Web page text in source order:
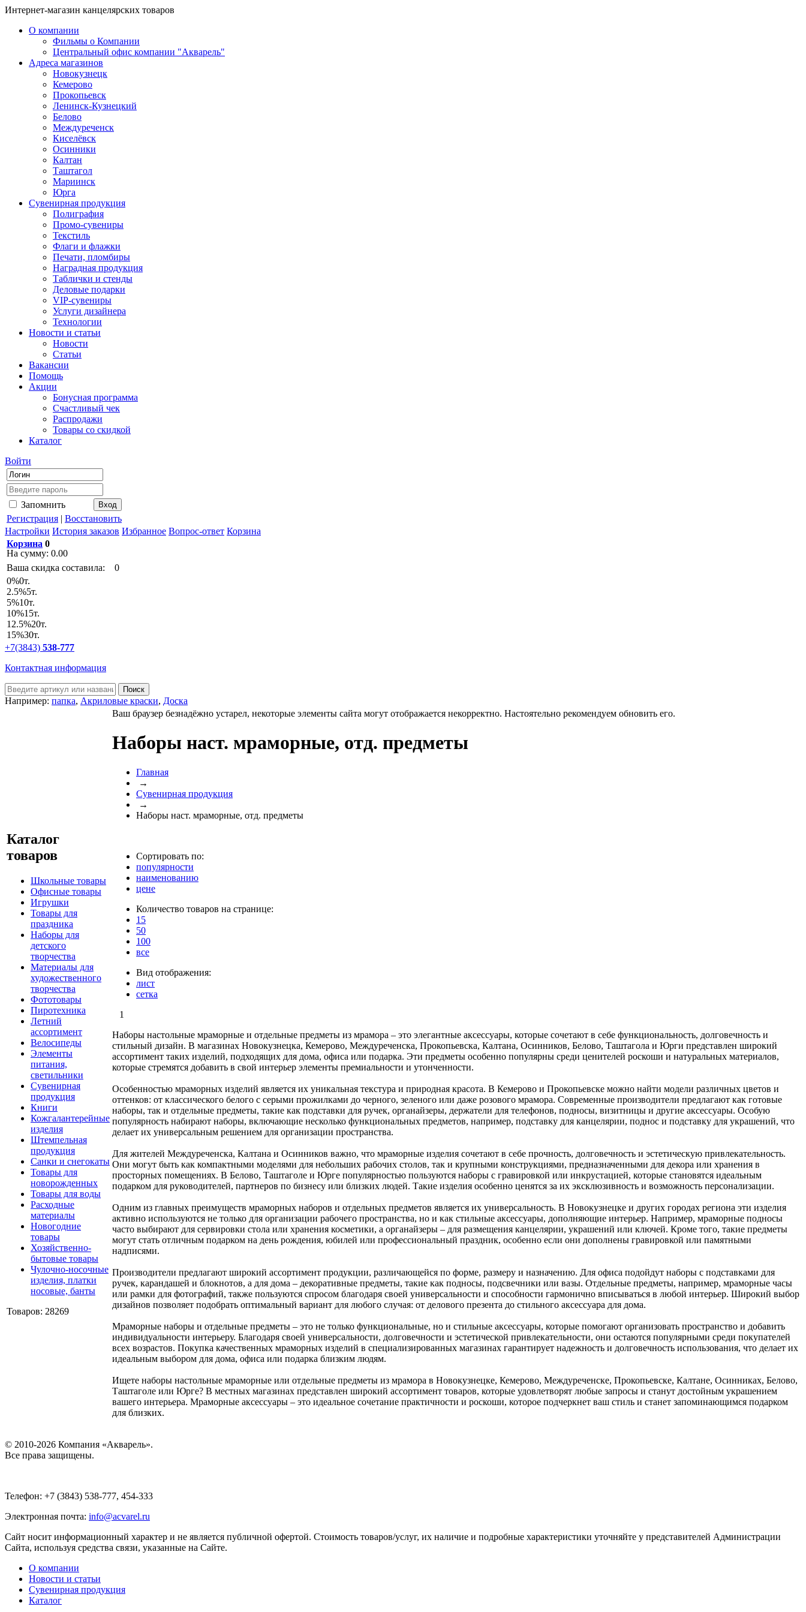
Интернет-магазин канцелярских товаров
О компании
Фильмы о Компании
Центральный офис компании "Акварель"
Адреса магазинов
Новокузнецк
Кемерово
Прокопьевск
Ленинск-Кузнецкий
Белово
Междуреченск
Киселёвск
Осинники
Калтан
Таштагол
Мариинск
Юрга
Сувенирная продукция
Полиграфия
Промо-сувениры
Текстиль
Флаги и флажки
Печати, пломбиры
Наградная продукция
Таблички и стенды
Деловые подарки
VIP-сувениры
Услуги дизайнера
Технологии
Новости и статьи
Новости
Статьи
Вакансии
Помощь
Акции
Бонусная программа
Счастливый чек
Распродажи
Товары со скидкой
Каталог
Войти
Запомнить
Регистрация | Восстановить
Настройки История заказов Избранное Вопрос-ответ Корзина
Корзина 0
На сумму: 0.00
Ваша скидка составила:
0
0%0т.
2.5%5т.
5%10т.
10%15т.
12.5%20т.
15%30т.
+7(3843) 538-777
Контактная информация
Например: папка, Акриловые краски, Доска
Каталог
товаров
Школьные товары
Офисные товары
Игрушки
Товары для
праздника
Наборы для
детского
творчества
Материалы для
художественного
творчества
Фототовары
Пиротехника
Летний
ассортимент
Велосипеды
Элементы
питания,
светильники
Сувенирная
продукция
Книги
Кожгалантерейные
изделия
Штемпельная
продукция
Санки и снегокаты
Товары для
новорожденных
Товары для воды
Расходные
материалы
Новогодние
товары
Хозяйственно-
бытовые товары
Чулочно-носочные
изделия, платки
носовые, банты
Товаров: 28269
Ваш браузер безнадёжно устарел, некоторые элементы сайта могут отображается некорректно. Настоятельно рекомендуем обновить его.
Наборы наст. мраморные, отд. предметы
Главная
→
Сувенирная продукция
→
Наборы наст. мраморные, отд. предметы
Сортировать по:
популярности
наименованию
цене
Количество товаров на странице:
15
50
100
все
Вид отображения:
лист
сетка
1
Наборы настольные мраморные и отдельные предметы из мрамора – это элегантные аксессуары, которые сочетают в себе функциональность, долговечность и
стильный дизайн. В магазинах Новокузнецка, Кемерово, Междуреченска, Прокопьевска, Калтана, Осинников, Белово, Таштагола и Юрги представлен широкий
ассортимент таких изделий, подходящих для дома, офиса или подарка. Эти предметы особенно популярны среди ценителей роскоши и натуральных материалов,
которые стремятся добавить в свой интерьер элементы премиальности и утонченности.
Особенностью мраморных изделий является их уникальная текстура и природная красота. В Кемерово и Прокопьевске можно найти модели различных цветов и
оттенков: от классического белого с серыми прожилками до черного, зеленого или даже розового мрамора. Современные производители предлагают как готовые
наборы, так и отдельные предметы, такие как подставки для ручек, органайзеры, держатели для телефонов, подносы, визитницы и другие аксессуары. Особую
популярность набирают наборы, включающие несколько функциональных предметов, например, подставку для канцелярии, поднос и подставку для украшений, что
делает их универсальным решением для организации пространства.
Для жителей Междуреченска, Калтана и Осинников важно, что мраморные изделия сочетают в себе прочность, долговечность и эстетическую привлекательность.
Они могут быть как компактными моделями для небольших рабочих столов, так и крупными конструкциями, предназначенными для декора или хранения в
просторных помещениях. В Белово, Таштаголе и Юрге популярностью пользуются наборы с гравировкой или инкрустацией, которые становятся идеальным
подарком для руководителей, партнеров по бизнесу или близких людей. Такие изделия особенно ценятся за их эксклюзивность и возможность персонализации.
Одним из главных преимуществ мраморных наборов и отдельных предметов является их универсальность. В Новокузнецке и других городах региона эти изделия
активно используются не только для организации рабочего пространства, но и как стильные аксессуары, дополняющие интерьер. Например, мраморные подносы
часто выбирают для сервировки стола или хранения косметики, а органайзеры – для размещения канцелярии, украшений или ключей. Кроме того, такие предметы
могут стать отличным подарком на день рождения, юбилей или профессиональный праздник, особенно если они дополнены гравировкой или памятными
надписями.
Производители предлагают широкий ассортимент продукции, различающейся по форме, размеру и назначению. Для офиса подойдут наборы с подставками для
ручек, карандашей и блокнотов, а для дома – декоративные предметы, такие как подносы, подсвечники или вазы. Отдельные предметы, например, мраморные часы
или рамки для фотографий, также пользуются спросом благодаря своей универсальности и способности гармонично вписываться в любой интерьер. Широкий выбор
дизайнов позволяет подобрать оптимальный вариант для любого случая: от делового презента до стильного аксессуара для дома.
Мраморные наборы и отдельные предметы – это не только функциональные, но и стильные аксессуары, которые помогают организовать пространство и добавить
индивидуальности интерьеру. Благодаря своей универсальности, долговечности и эстетической привлекательности, они остаются популярными среди покупателей
всех возрастов. Покупка качественных мраморных изделий в специализированных магазинах гарантирует надежность и долговечность использования, что делает их
идеальным выбором для дома, офиса или подарка близким людям.
Ищете наборы настольные мраморные или отдельные предметы из мрамора в Новокузнецке, Кемерово, Междуреченске, Прокопьевске, Калтане, Осинниках, Белово,
Таштаголе или Юрге? В местных магазинах представлен широкий ассортимент товаров, которые удовлетворят любые запросы и станут достойным украшением
вашего интерьера. Мраморные аксессуары – это идеальное сочетание практичности и роскоши, которое подчеркнет ваш стиль и станет запоминающимся подарком
для близких.
© 2010-2026 Компания «Акварель».
Все права защищены.
Телефон: +7 (3843) 538-777, 454-333
Электронная почта: info@acvarel.ru
Сайт носит информационный характер и не является публичной офертой. Стоимость товаров/услуг, их наличие и подробные характеристики уточняйте у представителей Администрации
Сайта, используя средства связи, указанные на Сайте.
О компании
Новости и статьи
Сувенирная продукция
Каталог